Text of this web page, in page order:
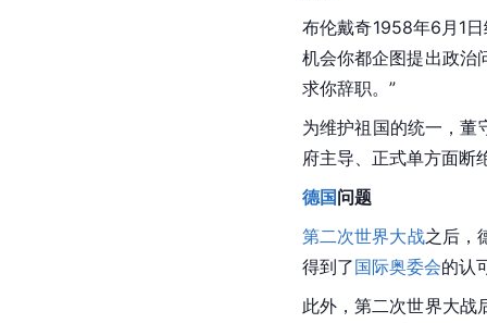
布伦戴奇1958年6月1
机会你都企图提出政治
求你辞职。”
为维护祖国的统一，董
府主导、正式单方面断
德国问题
第二次世界大战之后，
得到了国际奥委会的认
此外，第二次世界大战